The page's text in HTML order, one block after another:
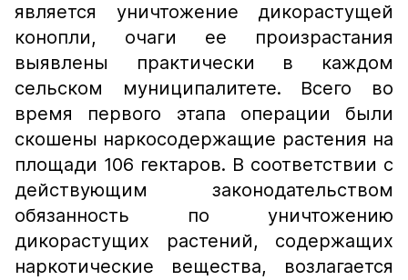
является уничтожение дикорастущей
конопли, очаги ее произрастания
выявлены практически в каждом
сельском муниципалитете. Всего во
время первого этапа операции были
скошены наркосодержащие растения на
площади 106 гектаров. В соответствии с
действующим законодательством
обязанность по уничтожению
дикорастущих растений, содержащих
наркотические вещества, возлагается